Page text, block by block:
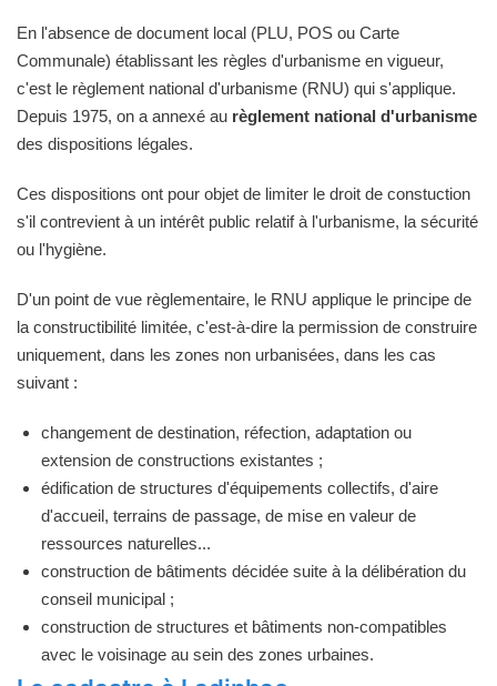
En l'absence de document local (PLU, POS ou Carte
Communale) établissant les règles d'urbanisme en vigueur,
c'est le règlement national d'urbanisme (RNU) qui s'applique.
Depuis 1975, on a annexé au règlement national d'urbanisme
des dispositions légales.
Ces dispositions ont pour objet de limiter le droit de constuction
s'il contrevient à un intérêt public relatif à l'urbanisme, la sécurité
ou l'hygiène.
D'un point de vue règlementaire, le RNU applique le principe de
la constructibilité limitée, c'est-à-dire la permission de construire
uniquement, dans les zones non urbanisées, dans les cas
suivant :
changement de destination, réfection, adaptation ou
extension de constructions existantes ;
édification de structures d'équipements collectifs, d'aire
d'accueil, terrains de passage, de mise en valeur de
ressources naturelles...
construction de bâtiments décidée suite à la délibération du
conseil municipal ;
construction de structures et bâtiments non-compatibles
avec le voisinage au sein des zones urbaines.